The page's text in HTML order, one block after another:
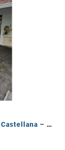
Casa para construcción de edificio en La Castellana – Armenia